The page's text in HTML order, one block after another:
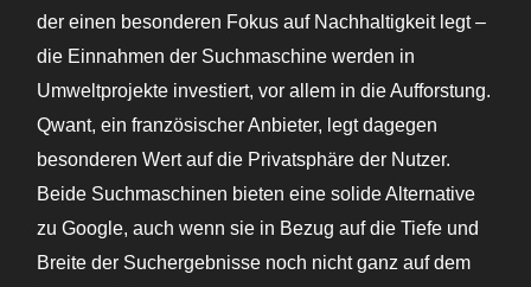
der einen besonderen Fokus auf Nachhaltigkeit legt –
die Einnahmen der Suchmaschine werden in
Umweltprojekte investiert, vor allem in die Aufforstung.
Qwant, ein französischer Anbieter, legt dagegen
besonderen Wert auf die Privatsphäre der Nutzer.
Beide Suchmaschinen bieten eine solide Alternative
zu Google, auch wenn sie in Bezug auf die Tiefe und
Breite der Suchergebnisse noch nicht ganz auf dem